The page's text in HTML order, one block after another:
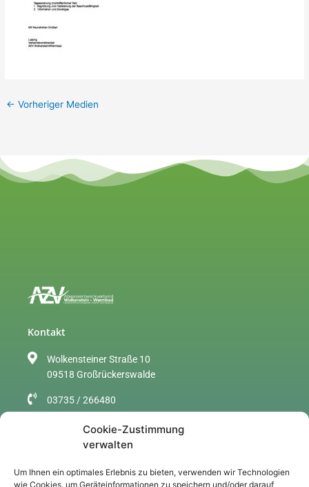
Cookie-Zustimmung
verwalten
Um Ihnen ein optimales Erlebnis zu bieten, verwenden wir Technologien
wie Cookies, um Geräteinformationen zu speichern und/oder darauf
← Vorheriger Medien
Kontakt
Wolkensteiner Straße 10
09518 Großrückerswalde
03735 / 266480
info@azv-wolkenstein.de
Über uns